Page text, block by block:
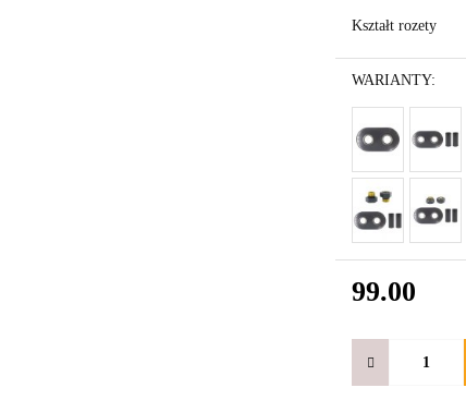
Kształt rozety
WARIANTY:
99.00